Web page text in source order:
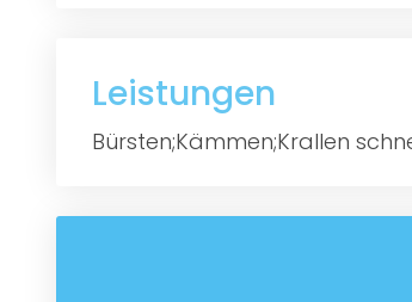
Leistungen
Bürsten;Kämmen;Krallen